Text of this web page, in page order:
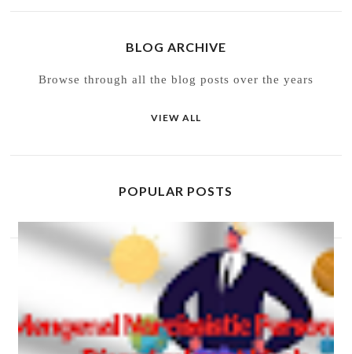
BLOG ARCHIVE
Browse through all the blog posts over the years
VIEW ALL
POPULAR POSTS